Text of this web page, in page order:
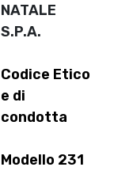
NATALE
S.P.A.
Codice Etico
e di
condotta
Modello 231